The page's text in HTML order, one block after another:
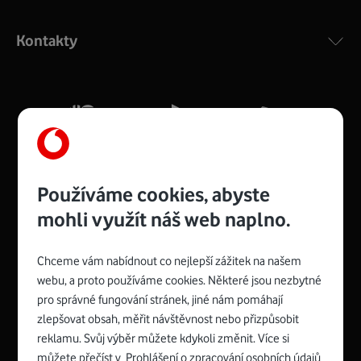
silný signál pro celou domácnost. Kompaktní rozměry 21
Více o COMPAL CH7465VF
Zyxel VMG8623-T50B:
Rozměry modemu jsou 16 x 22 x 7,5 cm (včetně stojánku)
a nabízí 4 gigabitové LAN porty a bezdrátové připojení Wi-
Spojte se s Vodafonem
Kontakty
Používáme cookies, abyste
mohli využít náš web naplno.
Chceme vám nabídnout co nejlepší zážitek na našem
webu, a proto používáme cookies. Některé jsou nezbytné
pro správné fungování stránek, jiné nám pomáhají
zlepšovat obsah, měřit návštěvnost nebo přizpůsobit
reklamu. Svůj výběr můžete kdykoli změnit. Více si
můžete přečíst v Prohlášení o zpracování osobních údajů